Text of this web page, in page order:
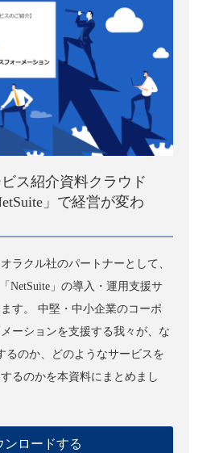
ス紹介資料クラウド
」で経営が変わ
ラクル社のパートナーとして、
NetSuite」の導入・運用支援サ
す。 中堅・中小企業のコーポ
ーションを支援する我々が、な
るのか、どのようなサービスを
るのかを本資料にまとめまし
ンロードする